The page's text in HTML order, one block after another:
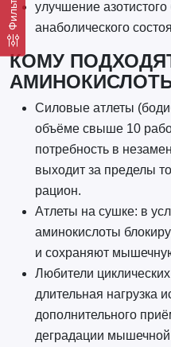
Фильтр
улучшение
анаболического
КОМУ
АМИНОКИСЛОТЫ
Силовые атлеты
объёме свыше 10
потребность в
выходит за пределы
рацион.
Атлеты на сушке: в
аминокислоты
и сохраняют
Любители
длительная нагрузка
дополнительного
деградации мышечной